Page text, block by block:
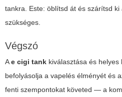
tankra. Este: öblítsd át és szárítsd
szükséges.
Végszó
Ae cigi tank kiválasztása és
befolyásolja a vapelés élményét és
fenti szempontokat követed — a